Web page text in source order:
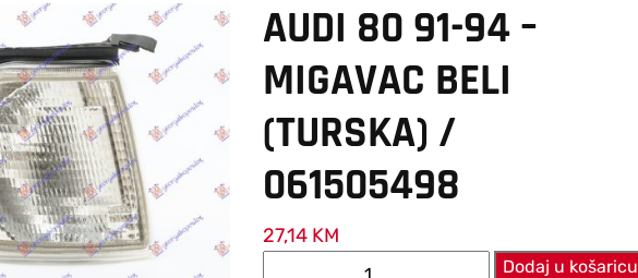
AUDI 80 91-94 –
MIGAVAC BELI
(TURSKA) /
061505498
27,14 KM
Dodaj u košaricu